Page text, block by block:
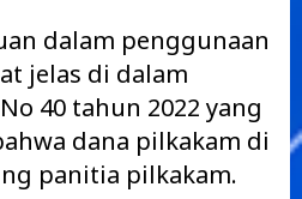
dalam penggunaan
jelas di dalam
40 tahun 2022 yang
dana pilkakam di
panitia pilkakam.